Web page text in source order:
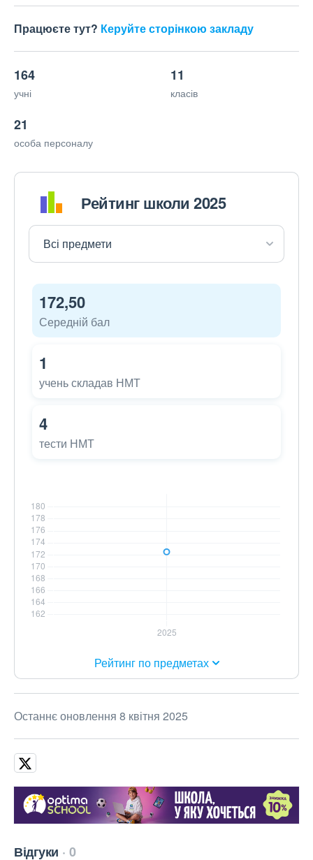
Працюєте тут? Керуйте сторінкою закладу
164
учні
11
класів
21
особа персоналу
Рейтинг школи 2025
172,50
Середній бал
1
учень складав НМТ
4
тести НМТ
Рейтинг по предметах
Останнє оновлення 8 квітня 2025
Відгуки 0